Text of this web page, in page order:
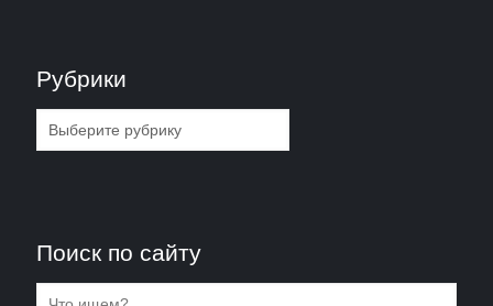
Рубрики
Рубрики
Поиск по сайту